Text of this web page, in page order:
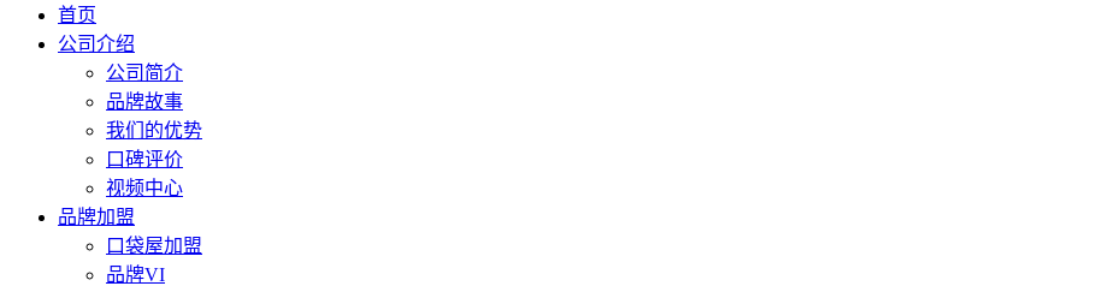
首页
公司介绍
公司简介
品牌故事
我们的优势
口碑评价
视频中心
品牌加盟
口袋屋加盟
品牌VI